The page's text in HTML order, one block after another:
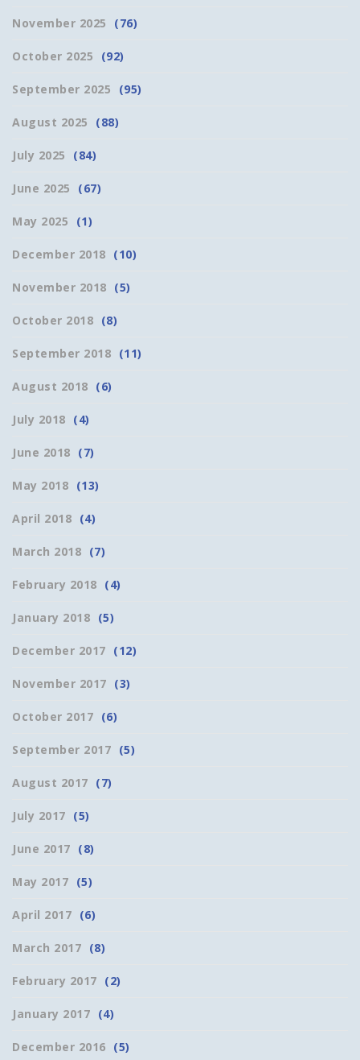
November 2025 (76)
October 2025 (92)
September 2025 (95)
August 2025 (88)
July 2025 (84)
June 2025 (67)
May 2025 (1)
December 2018 (10)
November 2018 (5)
October 2018 (8)
September 2018 (11)
August 2018 (6)
July 2018 (4)
June 2018 (7)
May 2018 (13)
April 2018 (4)
March 2018 (7)
February 2018 (4)
January 2018 (5)
December 2017 (12)
November 2017 (3)
October 2017 (6)
September 2017 (5)
August 2017 (7)
July 2017 (5)
June 2017 (8)
May 2017 (5)
April 2017 (6)
March 2017 (8)
February 2017 (2)
January 2017 (4)
December 2016 (5)